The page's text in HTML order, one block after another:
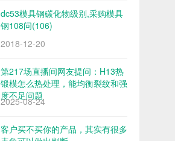
dc53模具钢碳化物级别,采购模具
钢108问(106)
2018-12-20
第217场直播间网友提问：H13热
锻模怎么热处理，能均衡裂纹和强
度不足问题
2025-08-24
客户买不买你的产品，其实有很多